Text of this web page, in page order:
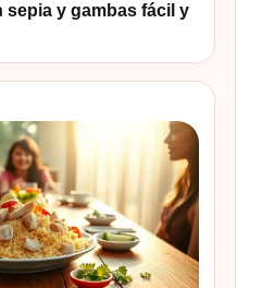
sepia y gambas fácil y